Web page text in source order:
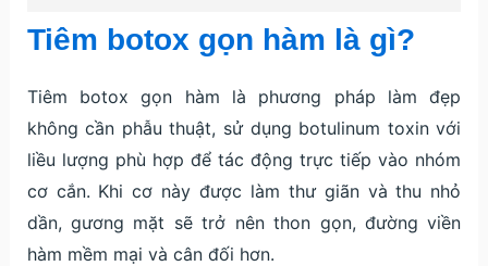
Tiêm botox gọn hàm là gì?
Tiêm botox gọn hàm là phương pháp làm đẹp
không cần phẫu thuật, sử dụng botulinum toxin với
liều lượng phù hợp để tác động trực tiếp vào nhóm
cơ cắn. Khi cơ này được làm thư giãn và thu nhỏ
dần, gương mặt sẽ trở nên thon gọn, đường viền
hàm mềm mại và cân đối hơn.